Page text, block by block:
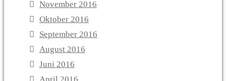
November 2016
Oktober 2016
September 2016
August 2016
Juni 2016